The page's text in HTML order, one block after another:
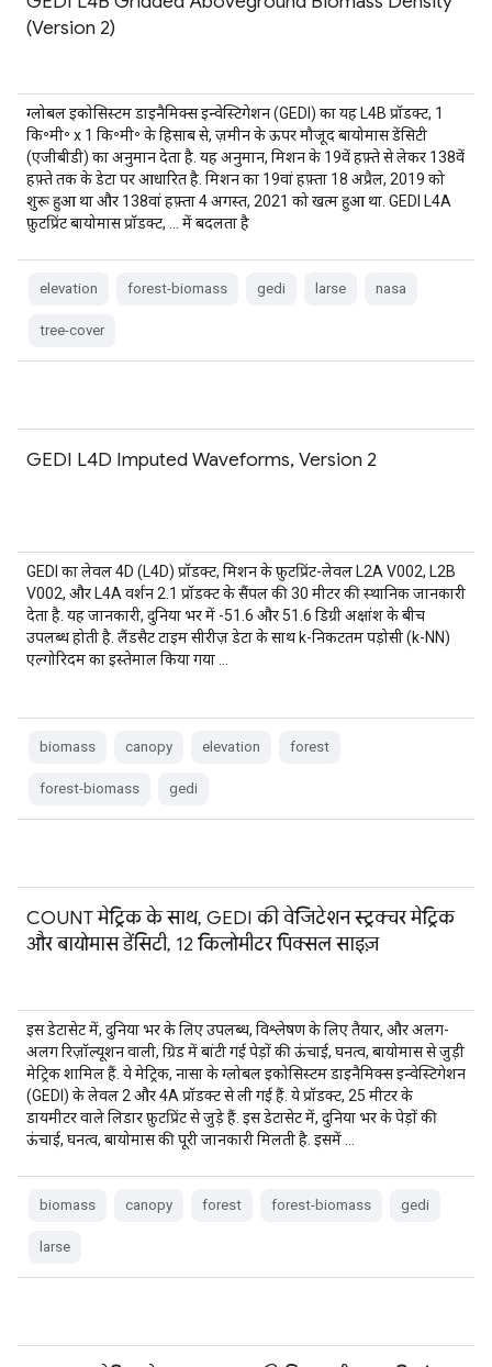
(Version 2)
ग्लोबल इकोसिस्टम डाइनैमिक्स इन्वेस्टिगेशन (GEDI) का यह L4B प्रॉडक्ट, 1
कि॰मी॰ x 1 कि॰मी॰ के हिसाब से, ज़मीन के ऊपर मौजूद बायोमास डेंसिटी
(एजीबीडी) का अनुमान देता है. यह अनुमान, मिशन के 19वें हफ़्ते से लेकर 138वें
हफ़्ते तक के डेटा पर आधारित है. मिशन का 19वां हफ़्ता 18 अप्रैल, 2019 को
शुरू हुआ था और 138वां हफ़्ता 4 अगस्त, 2021 को खत्म हुआ था. GEDI L4A
फ़ुटप्रिंट बायोमास प्रॉडक्ट, … में बदलता है
elevation forest-biomass gedi larse nasa
tree-cover
GEDI L4D Imputed Waveforms, Version 2
GEDI का लेवल 4D (L4D) प्रॉडक्ट, मिशन के फ़ुटप्रिंट-लेवल L2A V002, L2B
V002, और L4A वर्शन 2.1 प्रॉडक्ट के सैंपल की 30 मीटर की स्थानिक जानकारी
देता है. यह जानकारी, दुनिया भर में -51.6 और 51.6 डिग्री अक्षांश के बीच
उपलब्ध होती है. लैंडसैट टाइम सीरीज़ डेटा के साथ k-निकटतम पड़ोसी (k-NN)
एल्गोरिदम का इस्तेमाल किया गया …
biomass canopy elevation forest
forest-biomass gedi
COUNT मेट्रिक के साथ, GEDI की वेजिटेशन स्ट्रक्चर मेट्रिक
और बायोमास डेंसिटी, 12 किलोमीटर पिक्सल साइज़
इस डेटासेट में, दुनिया भर के लिए उपलब्ध, विश्लेषण के लिए तैयार, और अलग-
अलग रिज़ॉल्यूशन वाली, ग्रिड में बांटी गई पेड़ों की ऊंचाई, घनत्व, बायोमास से जुड़ी
मेट्रिक शामिल हैं. ये मेट्रिक, नासा के ग्लोबल इकोसिस्टम डाइनैमिक्स इन्वेस्टिगेशन
(GEDI) के लेवल 2 और 4A प्रॉडक्ट से ली गई हैं. ये प्रॉडक्ट, 25 मीटर के
डायमीटर वाले लिडार फ़ुटप्रिंट से जुड़े हैं. इस डेटासेट में, दुनिया भर के पेड़ों की
ऊंचाई, घनत्व, बायोमास की पूरी जानकारी मिलती है. इसमें …
biomass canopy forest forest-biomass gedi
larse